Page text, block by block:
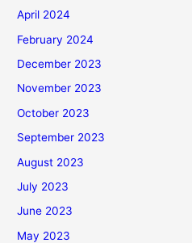
April 2024
February 2024
December 2023
November 2023
October 2023
September 2023
August 2023
July 2023
June 2023
May 2023